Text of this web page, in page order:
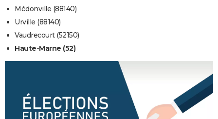
Médonville (88140)
Urville (88140)
Vaudrecourt (52150)
Haute-Marne (52)